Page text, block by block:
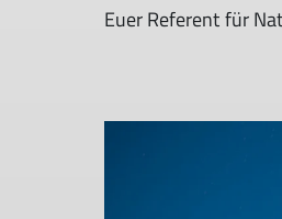
Euer Referent für